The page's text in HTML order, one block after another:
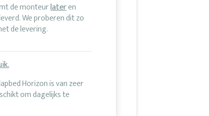
de monteurlateren
We proberen dit zo
de levering.
Horizon is van zeer
om dagelijks te